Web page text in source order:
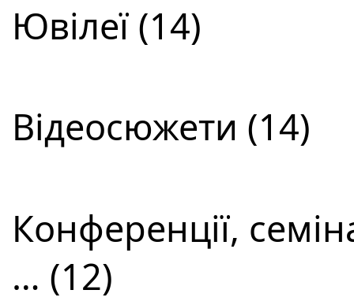
Ювілеї (14)
Відеосюжети (14)
Конференції,
… (12)